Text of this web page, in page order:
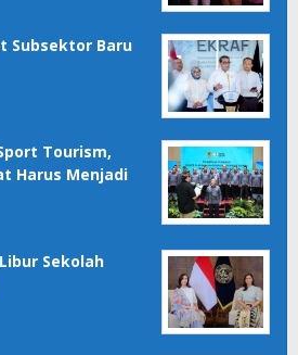
Subsektor Baru
Tourism,
Harus Menjadi
Sekolah